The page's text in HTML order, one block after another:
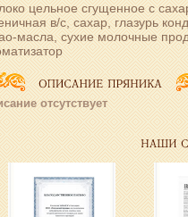
цельное сгущенное с
в/с, сахар, глазурь
масла, сухие молочные
отсутствует